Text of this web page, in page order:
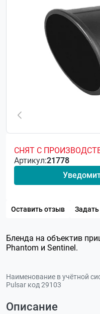
СНЯТ С
Артикул:21778
Оставить отзыв
Бленда на объектив
Phantom и Sentinel.
Наименование в учётной
Pulsar код 29103
Описание